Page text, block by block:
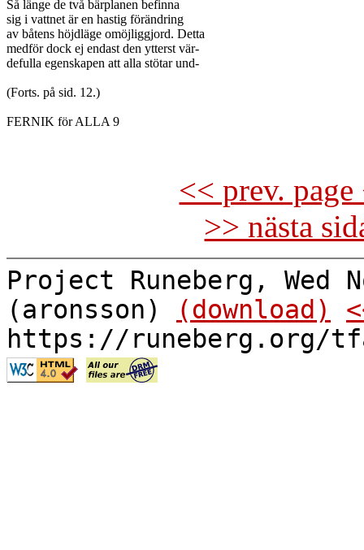
Så länge de två bärplanen befinna
sig i vattnet är en hastig förändring
av båtens höjdläge omöjliggjord. Detta
medför dock ej endast den ytterst vär-
defulla egenskapen att alla stötar und-
(Forts. på sid. 12.)
FERNIK för ALLA 9
<< prev.
>> nästa
Project Runeberg, Wed
(aronsson)
(download)
https://runeberg.org/